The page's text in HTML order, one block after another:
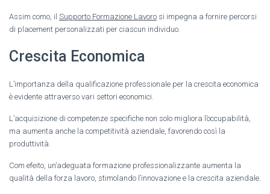
Assim como, il Supporto Formazione Lavoro si impegna a fornire percorsi
di placement personalizzati per ciascun individuo.
Crescita Economica
L’importanza della qualificazione professionale per la crescita economica
è evidente attraverso vari settori economici.
L’acquisizione di competenze specifiche non solo migliora l’occupabilità,
ma aumenta anche la competitività aziendale, favorendo così la
produttività.
Com efeito, un’adeguata formazione professionalizzante aumenta la
qualità della forza lavoro, stimolando l’innovazione e la crescita aziendale.